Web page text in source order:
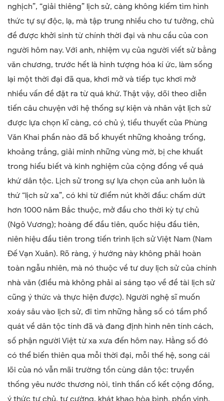
nghịch”, “giải thiêng” lịch sử, càng không kiếm tìm hình
thức tự sự độc, lạ, mà tập trung nhiều cho tư tưởng, chủ
đề được khởi sinh từ chính thời đại và nhu cầu của con
người hôm nay. Với anh, nhiệm vụ của người viết sử bằng
văn chương, trước hết là hình tượng hóa kí ức, làm sống
lại một thời đại đã qua, khơi mở và tiếp tục khơi mở
nhiều vấn đề đặt ra từ quá khứ. Thật vậy, dõi theo diễn
tiến câu chuyện với hệ thống sự kiện và nhân vật lịch sử
được lựa chọn kĩ càng, có chủ ý, tiểu thuyết của Phùng
Văn Khai phần nào đã bổ khuyết những khoảng trống,
khoảng trắng, giải minh những vùng mờ, bị che khuất
trong hiểu biết và kinh nghiệm của cộng đồng về quá
khứ dân tộc. Lịch sử trong sự lựa chọn của anh luôn là
thứ “lịch sử xa”, có khi từ điểm nút khởi đầu: chấm dứt
hơn 1000 năm Bắc thuộc, mở đầu cho thời kỳ tự chủ
(Ngô Vương); hoàng đế đầu tiên, quốc hiệu đầu tiên,
niên hiệu đầu tiên trong tiến trình lịch sử Việt Nam (Nam
Đế Vạn Xuân). Rõ ràng, ý hướng này không phải hoàn
toàn ngẫu nhiên, mà nó thuộc về tư duy lịch sử của chính
nhà văn (điều mà không phải ai sáng tạo về đề tài lịch sử
cũng ý thức và thực hiện được). Người nghệ sĩ muốn
xoáy sâu vào lịch sử, đi tìm những hằng số có tầm phổ
quát về dân tộc tính đã và đang định hình nên tính cách,
số phận người Việt từ xa xưa đến hôm nay. Hằng số đó
có thể biến thiên qua mỗi thời đại, mỗi thế hệ, song cái
lõi của nó vẫn mãi trường tồn cùng dân tộc: truyền
thống yêu nước thương nòi, tinh thần cố kết cộng đồng,
ý thức tự chủ, tự cường, khát khao hòa bình, phồn vinh.